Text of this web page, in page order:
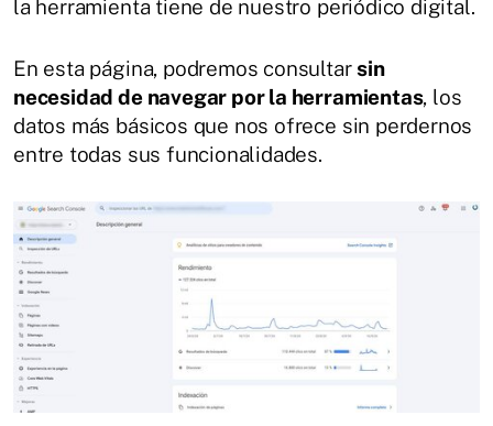
la herramienta tiene de nuestro periódico digital.
En esta página, podremos consultarsin
necesidad de navegar por la herramientas, los
datos más básicos que nos ofrece sin perdernos
entre todas sus funcionalidades.